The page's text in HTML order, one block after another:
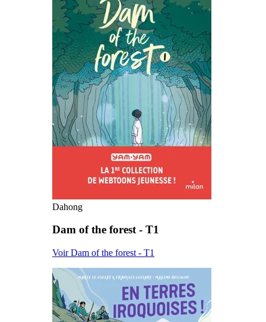
Dahong
Dam of the forest - T1
Voir Dam of the forest - T1